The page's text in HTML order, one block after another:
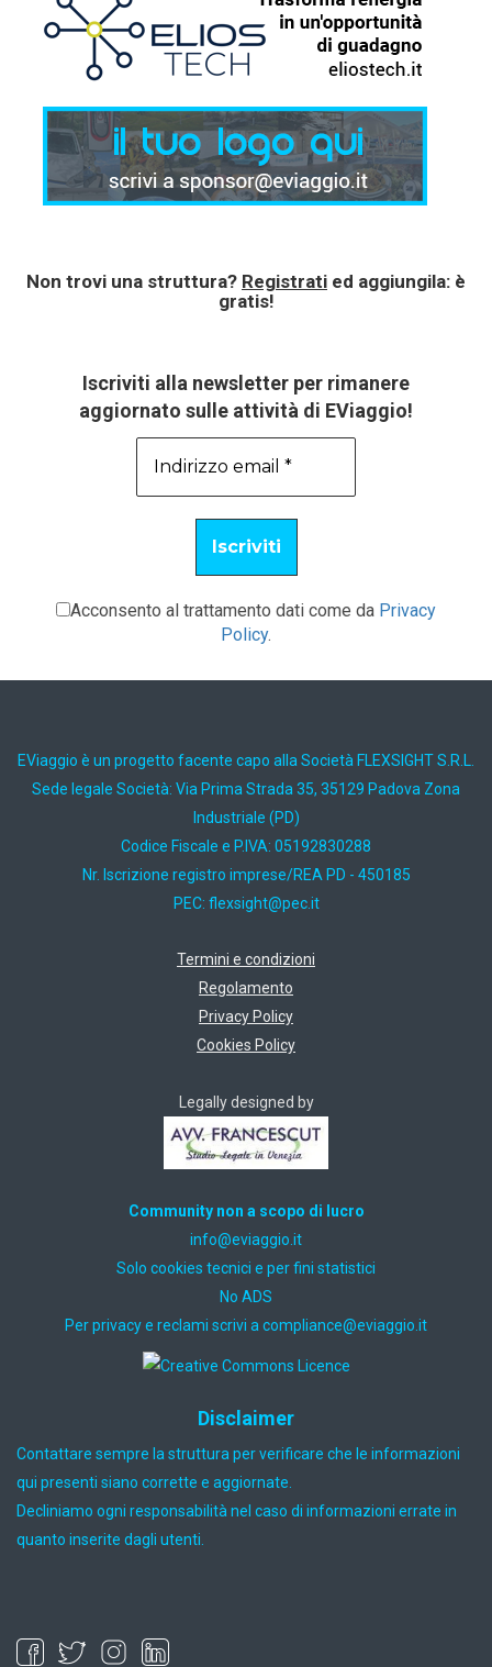
Non trovi una struttura? Registrati ed aggiungila: è
gratis!
Iscriviti alla newsletter per rimanere
aggiornato sulle attività di EViaggio!
Acconsento al trattamento dati come da Privacy
Policy.
EViaggio è un progetto facente capo alla Società FLEXSIGHT S.R.L.
Sede legale Società: Via Prima Strada 35, 35129 Padova Zona
Industriale (PD)
Codice Fiscale e P.IVA: 05192830288
Nr. Iscrizione registro imprese/REA PD - 450185
PEC: ti.cep@thgisxelf
Termini e condizioni
Regolamento
Privacy Policy
Cookies Policy
Legally designed by
Community non a scopo di lucro
ti.oiggaive@ofni
Solo cookies tecnici e per fini statistici
No ADS
Per privacy e reclami scrivi a ti.oiggaive@ecnailpmoc
Disclaimer
Contattare sempre la struttura per verificare che le informazioni
qui presenti siano corrette e aggiornate.
Decliniamo ogni responsabilità nel caso di informazioni errate in
quanto inserite dagli utenti.